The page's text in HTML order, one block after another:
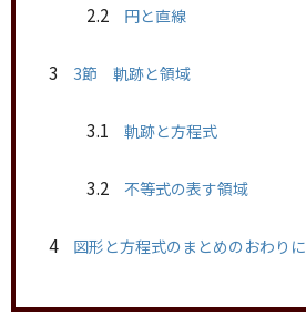
2.2 円と直線
3 3節 軌跡と領域
3.1 軌跡と方程式
3.2 不等式の表す領域
4 図形と方程式のまとめのおわりに